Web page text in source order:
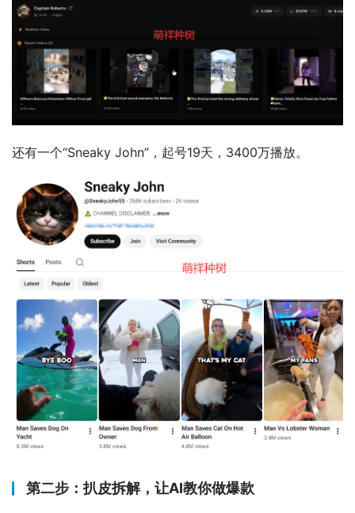
还有一个“Sneaky John”，起号19天，3400万播放。
第二步：扒皮拆解，让AI教你做爆款